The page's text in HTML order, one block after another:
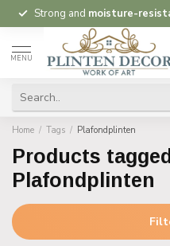
Strong and moisture-
MENU
Home / Tags / Plafondplinten
Products
Plafondplinten